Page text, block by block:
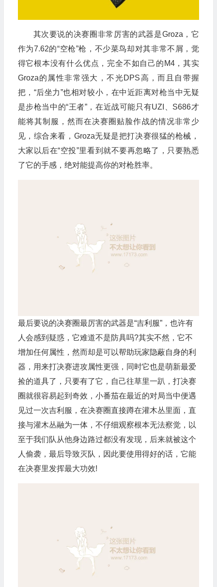
其次要说的决赛圈非常厉害的武器是Groza，它
作为7.62的“空枪”枪，不少菜鸟却对其非常不屑，觉
得它根本没有什么优点，完全不如自己的M4，其实
Groza的属性非常强大，不光DPS高，而且自带握
把，“后坐力”也相对较小，在中近距离对枪当中无疑
是步枪当中的“王者”，在近战可能只有UZI、S686才
能将其制服，然而在决赛圈贴脸作战的情况非常少
见，综合来看，Groza无疑是把打决赛很猛的枪械，
大家以后在“空投”里看到就不要再忽略了，只要熟悉
了它的手感，绝对能提高你的对枪胜率。
最后要说的决赛圈最厉害的武器是“吉利服”，也许有
人会感到疑惑，它难道不是防具吗?其实不然，它不
增加任何属性，然而却是可以帮助玩家隐蔽自身的利
器，用来打决赛进攻属性更强，同时它也是萌新最爱
捡的道具了，只要有了它，自己往草里一趴，打决赛
圈就很容易起到奇效，小番茄在最近的对局当中便遇
见过一次吉利服，在决赛圈直接蹲在灌木丛里面，直
接与灌木丛融为一体，不仔细观察根本无法察觉，以
至于我们队从他身边路过都没有发现，后来就被这个
人偷袭，最后导致灭队，因此要使用得好的话，它能
在决赛里发挥最大功效!